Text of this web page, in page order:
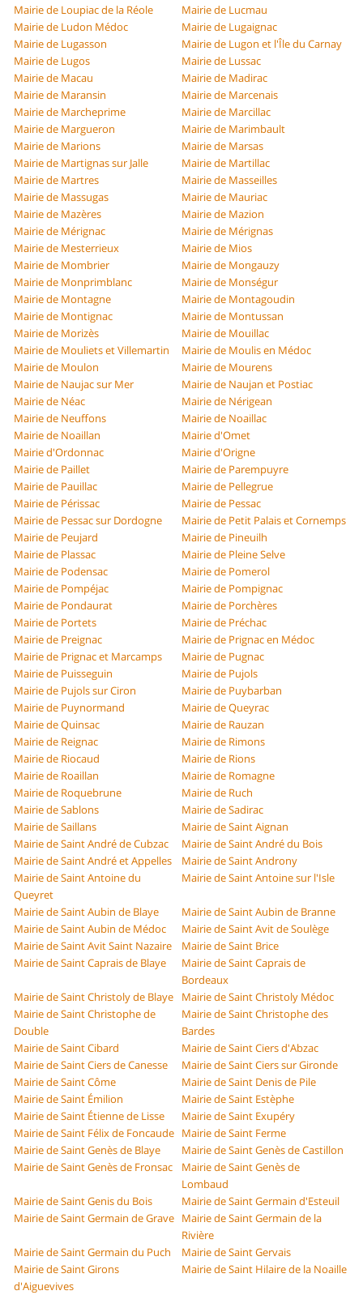
Mairie de Loupiac de la Réole
Mairie de Lucmau
Mairie de Ludon Médoc
Mairie de Lugaignac
Mairie de Lugasson
Mairie de Lugon et l'Île du Carnay
Mairie de Lugos
Mairie de Lussac
Mairie de Macau
Mairie de Madirac
Mairie de Maransin
Mairie de Marcenais
Mairie de Marcheprime
Mairie de Marcillac
Mairie de Margueron
Mairie de Marimbault
Mairie de Marions
Mairie de Marsas
Mairie de Martignas sur Jalle
Mairie de Martillac
Mairie de Martres
Mairie de Masseilles
Mairie de Massugas
Mairie de Mauriac
Mairie de Mazères
Mairie de Mazion
Mairie de Mérignac
Mairie de Mérignas
Mairie de Mesterrieux
Mairie de Mios
Mairie de Mombrier
Mairie de Mongauzy
Mairie de Monprimblanc
Mairie de Monségur
Mairie de Montagne
Mairie de Montagoudin
Mairie de Montignac
Mairie de Montussan
Mairie de Morizès
Mairie de Mouillac
Mairie de Mouliets et Villemartin
Mairie de Moulis en Médoc
Mairie de Moulon
Mairie de Mourens
Mairie de Naujac sur Mer
Mairie de Naujan et Postiac
Mairie de Néac
Mairie de Nérigean
Mairie de Neuffons
Mairie de Noaillac
Mairie de Noaillan
Mairie d'Omet
Mairie d'Ordonnac
Mairie d'Origne
Mairie de Paillet
Mairie de Parempuyre
Mairie de Pauillac
Mairie de Pellegrue
Mairie de Périssac
Mairie de Pessac
Mairie de Pessac sur Dordogne
Mairie de Petit Palais et Cornemps
Mairie de Peujard
Mairie de Pineuilh
Mairie de Plassac
Mairie de Pleine Selve
Mairie de Podensac
Mairie de Pomerol
Mairie de Pompéjac
Mairie de Pompignac
Mairie de Pondaurat
Mairie de Porchères
Mairie de Portets
Mairie de Préchac
Mairie de Preignac
Mairie de Prignac en Médoc
Mairie de Prignac et Marcamps
Mairie de Pugnac
Mairie de Puisseguin
Mairie de Pujols
Mairie de Pujols sur Ciron
Mairie de Puybarban
Mairie de Puynormand
Mairie de Queyrac
Mairie de Quinsac
Mairie de Rauzan
Mairie de Reignac
Mairie de Rimons
Mairie de Riocaud
Mairie de Rions
Mairie de Roaillan
Mairie de Romagne
Mairie de Roquebrune
Mairie de Ruch
Mairie de Sablons
Mairie de Sadirac
Mairie de Saillans
Mairie de Saint Aignan
Mairie de Saint André de Cubzac
Mairie de Saint André du Bois
Mairie de Saint André et Appelles
Mairie de Saint Androny
Mairie de Saint Antoine du
Queyret
Mairie de Saint Antoine sur l'Isle
Mairie de Saint Aubin de Blaye
Mairie de Saint Aubin de Branne
Mairie de Saint Aubin de Médoc
Mairie de Saint Avit de Soulège
Mairie de Saint Avit Saint Nazaire
Mairie de Saint Brice
Mairie de Saint Caprais de Blaye
Mairie de Saint Caprais de
Bordeaux
Mairie de Saint Christoly de Blaye
Mairie de Saint Christoly Médoc
Mairie de Saint Christophe de
Double
Mairie de Saint Christophe des
Bardes
Mairie de Saint Cibard
Mairie de Saint Ciers d'Abzac
Mairie de Saint Ciers de Canesse
Mairie de Saint Ciers sur Gironde
Mairie de Saint Côme
Mairie de Saint Denis de Pile
Mairie de Saint Émilion
Mairie de Saint Estèphe
Mairie de Saint Étienne de Lisse
Mairie de Saint Exupéry
Mairie de Saint Félix de Foncaude Mairie de Saint Ferme
Mairie de Saint Genès de Blaye
Mairie de Saint Genès de Castillon
Mairie de Saint Genès de Fronsac
Mairie de Saint Genès de
Lombaud
Mairie de Saint Genis du Bois
Mairie de Saint Germain d'Esteuil
Mairie de Saint Germain de Grave Mairie de Saint Germain de la
Rivière
Mairie de Saint Germain du Puch
Mairie de Saint Gervais
Mairie de Saint Girons
d'Aiguevives
Mairie de Saint Hilaire de la Noaille